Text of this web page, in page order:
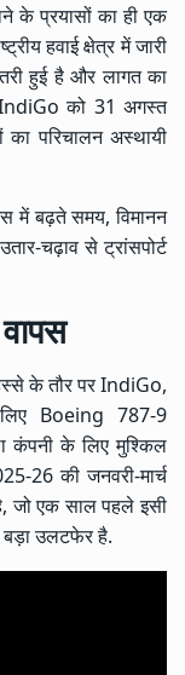
के प्रयासों का ही एक
हवाई क्षेत्र में जारी
हुई है और लागत का
IndiGo को 31 अगस्त
परिचालन अस्थायी
में बढ़ते समय, विमानन
चढ़ाव से ट्रांसपोर्ट
के तौर पर IndiGo,
Boeing 787-9
कंपनी के लिए मुश्किल
26 की जनवरी-मार्च
जो एक साल पहले इसी
उलटफेर है.